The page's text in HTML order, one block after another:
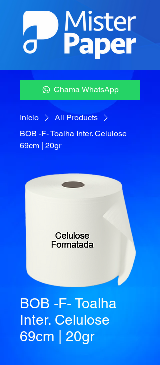
Chama WhatsApp
Início
All Products
BOB -F- Toalha Inter. Celulose
69cm | 20gr
BOB -F- Toalha
Inter. Celulose
69cm | 20gr